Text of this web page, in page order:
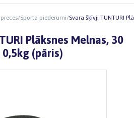
/Sporta piederumi/Svara šķīvji TUNTURI
Plāksnes Melnas, 30
0,5kg (pāris)